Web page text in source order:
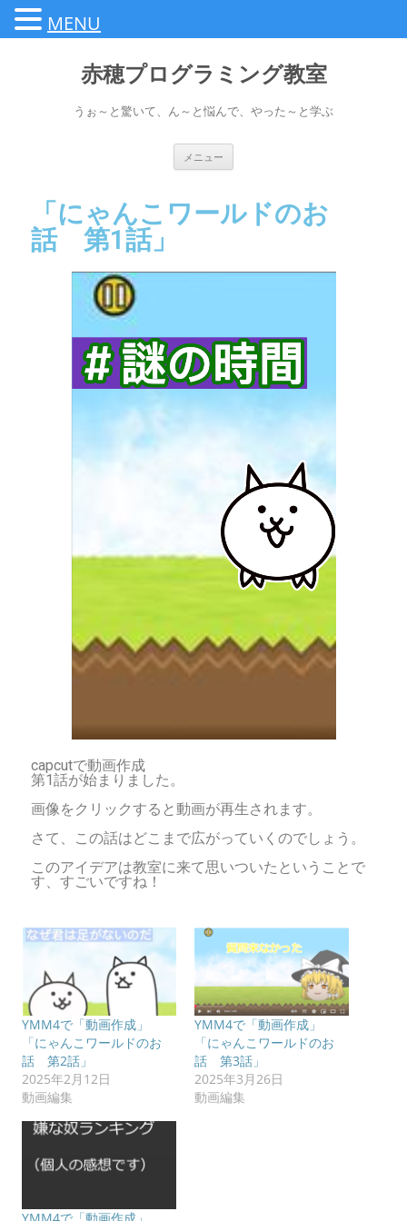
赤穂プログラミング教室
うぉ～と驚いて、ん～と悩んで、やった～と学ぶ
メニュー
「にゃんこワールドのお
話 第1話」
capcutで動画作成
第1話が始まりました。
画像をクリックすると動画が再生されます。
さて、この話はどこまで広がっていくのでしょう。
このアイデアは教室に来て思いついたということで
す、すごいですね！
YMM4で「動画作成」
「にゃんこワールドのお
話 第2話」
2025年2月12日
動画編集
YMM4で「動画作成」
「にゃんこワールドのお
話 第3話」
2025年3月26日
動画編集
MENU